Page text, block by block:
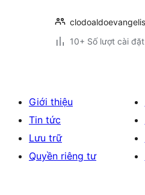
10+ Số lượt cài đặt
Giới thiệu
Tin tức
Lưu trữ
Quyền riêng tư